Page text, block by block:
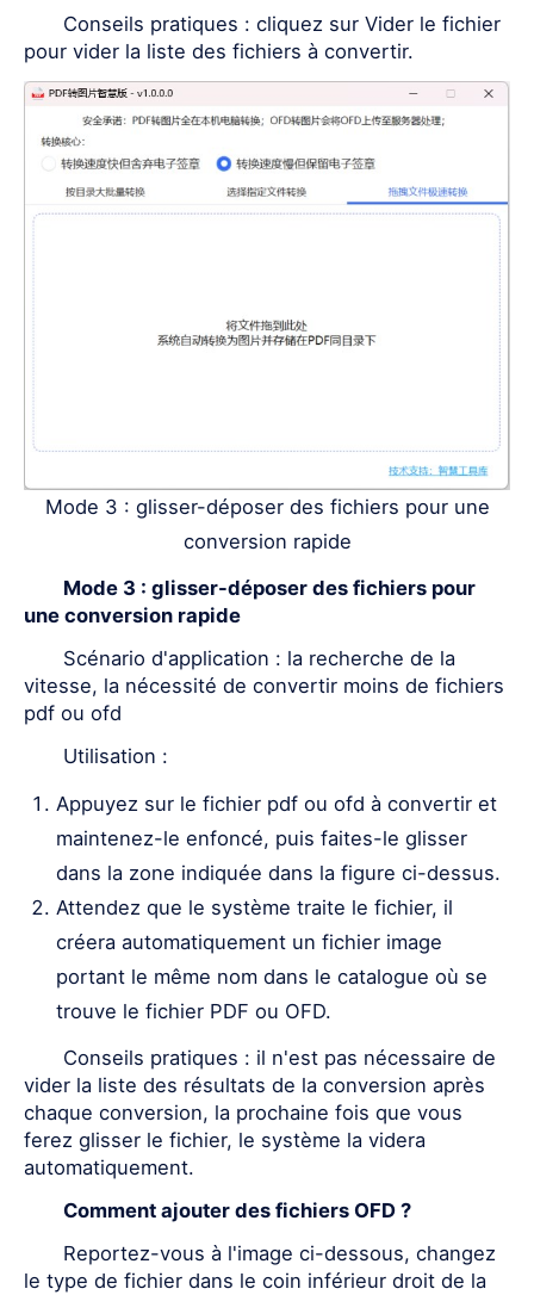
Conseils pratiques : cliquez sur Vider le fichier
pour vider la liste des fichiers à convertir.
Mode 3 : glisser-déposer des fichiers pour une
conversion rapide
Mode 3 : glisser-déposer des fichiers pour
une conversion rapide
Scénario d'application : la recherche de la
vitesse, la nécessité de convertir moins de fichiers
pdf ou ofd
Utilisation :
Appuyez sur le fichier pdf ou ofd à convertir et
maintenez-le enfoncé, puis faites-le glisser
dans la zone indiquée dans la figure ci-dessus.
Attendez que le système traite le fichier, il
créera automatiquement un fichier image
portant le même nom dans le catalogue où se
trouve le fichier PDF ou OFD.
Conseils pratiques : il n'est pas nécessaire de
vider la liste des résultats de la conversion après
chaque conversion, la prochaine fois que vous
ferez glisser le fichier, le système la videra
automatiquement.
Comment ajouter des fichiers OFD ?
Reportez-vous à l'image ci-dessous, changez
le type de fichier dans le coin inférieur droit de la